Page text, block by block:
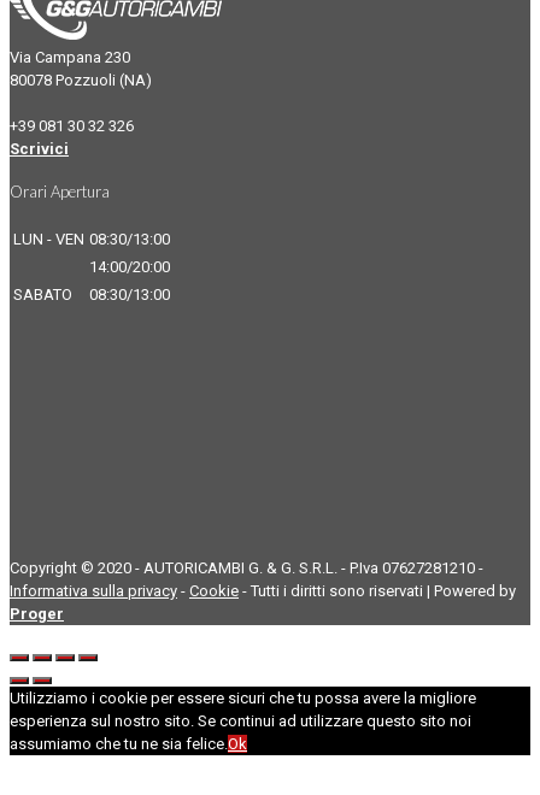
Via Campana 230
80078 Pozzuoli (NA)
+39 081 30 32 326
Scrivici
Orari Apertura
LUN - VEN 08:30/13:00
14:00/20:00
SABATO
08:30/13:00
Copyright © 2020 - AUTORICAMBI G. & G. S.R.L. - P.Iva 07627281210 -
Informativa sulla privacy - Cookie - Tutti i diritti sono riservati | Powered by
Proger
Utilizziamo i cookie per essere sicuri che tu possa avere la migliore
esperienza sul nostro sito. Se continui ad utilizzare questo sito noi
assumiamo che tu ne sia felice.Ok